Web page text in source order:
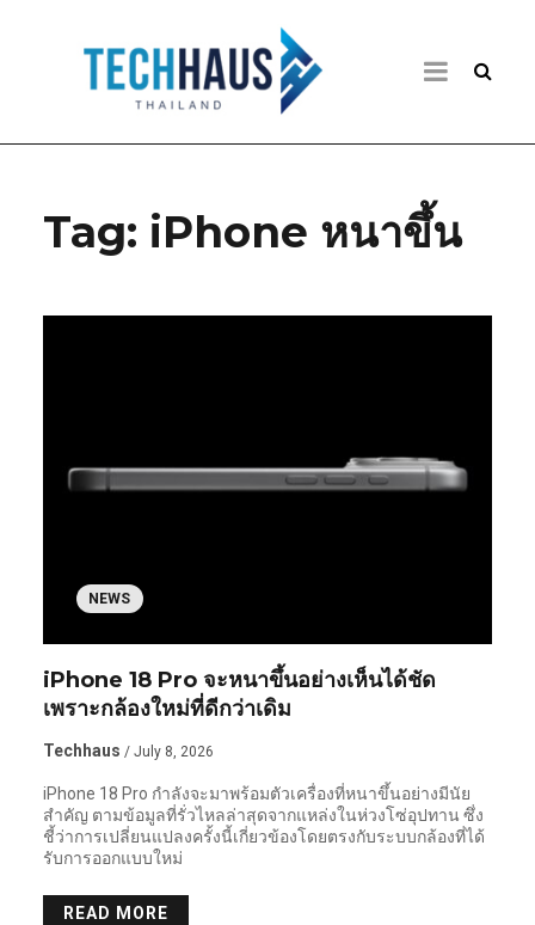
Tag: iPhone หนาขึ้น
NEWS
iPhone 18 Pro จะหนาขึ้นอย่างเห็นได้ชัด
เพราะกล้องใหม่ที่ดีกว่าเดิม
Techhaus / July 8, 2026
iPhone 18 Pro กำลังจะมาพร้อมตัวเครื่องที่หนาขึ้นอย่างมีนัย
สำคัญ ตามข้อมูลที่รั่วไหลล่าสุดจากแหล่งในห่วงโซ่อุปทาน ซึ่ง
ชี้ว่าการเปลี่ยนแปลงครั้งนี้เกี่ยวข้องโดยตรงกับระบบกล้องที่ได้
รับการออกแบบใหม่
READ MORE